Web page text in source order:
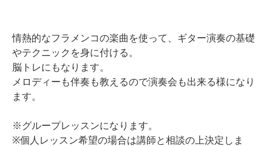
情熱的なフラメンコの楽曲を使って、ギター演奏の基礎
やテクニックを身に付ける。
脳トレにもなります。
メロディーも伴奏も教えるので演奏会も出来る様になり
ます。
※グループレッスンになります。
※個人レッスン希望の場合は講師と相談の上決定しま